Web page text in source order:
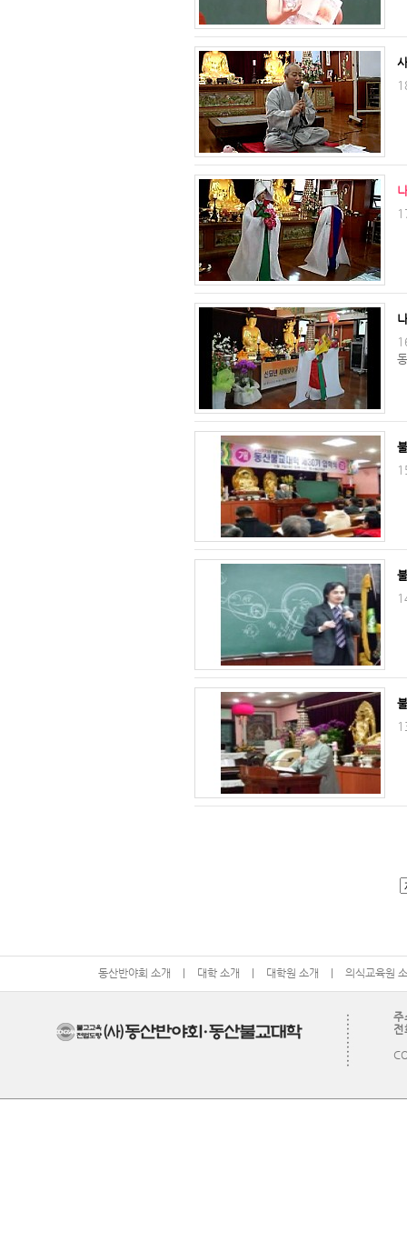
동산반야회 소개 | 대학 소개 | 대학원 소개 | 의식교육원